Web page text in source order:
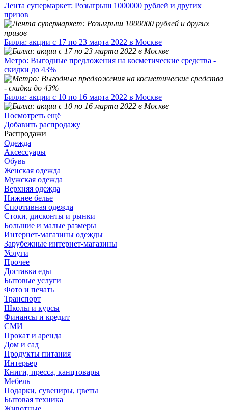
Лента супермаркет: Розыгрыш 1000000 рублей и других
призов
Билла: акции с 17 по 23 марта 2022 в Москве
Метро: Выгодные предложения на косметические средства -
скидки до 43%
Билла: акции с 10 по 16 марта 2022 в Москве
Посмотреть ещё
Добавить распродажу
Распродажи
Одежда
Аксессуары
Обувь
Женская одежда
Мужская одежда
Верхняя одежда
Нижнее белье
Спортивная одежда
Стоки, дисконты и рынки
Большие и малые размеры
Интернет-магазины одежды
Зарубежные интернет-магазины
Услуги
Прочее
Доставка еды
Бытовые услуги
Фото и печать
Транспорт
Школы и курсы
Финансы и кредит
СМИ
Прокат и аренда
Дом и сад
Продукты питания
Интерьер
Книги, пресса, канцтовары
Мебель
Подарки, сувениры, цветы
Бытовая техника